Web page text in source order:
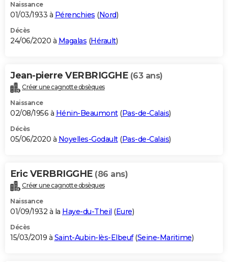
Naissance
01/03/1933 à Pérenchies (Nord)
Décès
24/06/2020 à Magalas (Hérault)
Jean-pierre VERBRIGGHE (63 ans)
Créer une cagnotte obsèques
Naissance
02/08/1956 à Hénin-Beaumont(Pas-de-Calais)
Décès
05/06/2020 à Noyelles-Godault(Pas-de-Calais)
Eric VERBRIGGHE (86 ans)
Créer une cagnotte obsèques
Naissance
01/09/1932 à la Haye-du-Theil (Eure)
Décès
15/03/2019 à Saint-Aubin-lès-Elbeuf(Seine-Maritime)